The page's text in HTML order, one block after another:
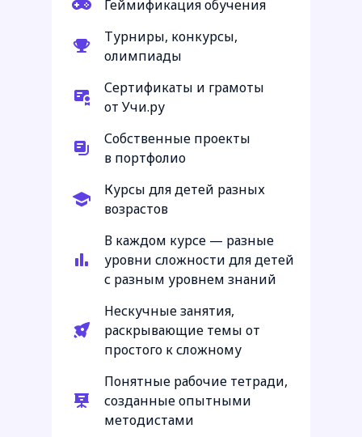
Курсы для детей разных
возрастов
Понятные рабочие тетради,
созданные опытными
методистами
Сертификаты и грамоты
от Учи.ру
Собственные проекты
в портфолио
Геймификация обучения
В каждом курсе — разные
уровни сложности для детей
с разным уровнем знаний
Нескучные занятия,
раскрывающие темы от
простого к сложному
Турниры, конкурсы,
олимпиады